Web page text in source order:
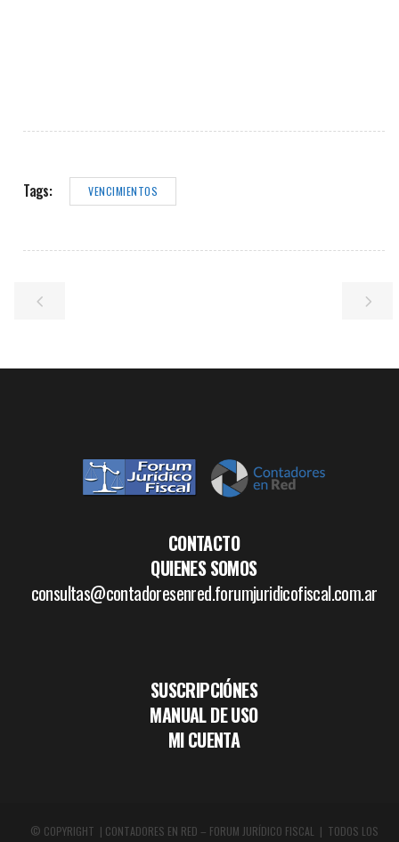
Tags: VENCIMIENTOS
CONTACTO
QUIENES SOMOS
consultas@contadoresenred.forumjuridicofiscal.com.ar
SUSCRIPCIÓNES
MANUAL DE USO
MI CUENTA
© COPYRIGHT | CONTADORES EN RED – FORUM JURÍDICO FISCAL | TODOS LOS